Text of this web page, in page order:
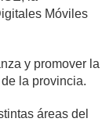
Móviles
y promover la
la provincia.
áreas del